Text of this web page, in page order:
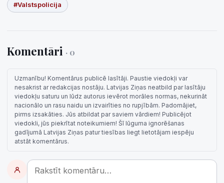
#Valstspolicija
Komentāri · 0
Uzmanību! Komentārus publicē lasītāji. Paustie viedokļi var
nesakrist ar redakcijas nostāju. Latvijas Ziņas neatbild par lasītāju
viedokļu saturu un lūdz autorus ievērot morāles normas, nekurināt
nacionālo un rasu naidu un izvairīties no rupjībām. Padomājiet,
pirms izsakāties. Jūs atbildat par saviem vārdiem! Publicējot
viedokli, jūs piekrītat noteikumiem! Šī lūguma ignorēšanas
gadījumā Latvijas Ziņas patur tiesības liegt lietotājam iespēju
atstāt komentārus.